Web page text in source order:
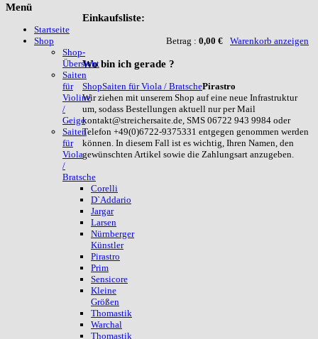
Einkaufsliste:
Betrag : 0,00 € Warenkorb anzeigen
Wobin ich gerade ?
ShopSaiten für Viola / BratschePirastro
Wir ziehen mit unserem Shop auf eine neue Infrastruktur
um, sodass Bestellungen aktuell nur per Mail
kontakt@streichersaite.de, SMS 06722 943 9984 oder
Telefon +49(0)6722-9375331 entgegen genommen werden
können. In diesem Fall ist es wichtig, Ihren Namen, den
gewünschten Artikel sowie die Zahlungsart anzugeben.
Menü
Startseite
Shop
Shop-
Übersicht
Saiten
für
Violine
/
Geige
Saiten
für
Viola
/
Bratsche
Corelli
D`Addario
Jargar
Larsen
Nürnberger
Künstler
Pirastro
Prim
Sensicore
Kleine
Größen
Thomastik
Warchal
Thomastik